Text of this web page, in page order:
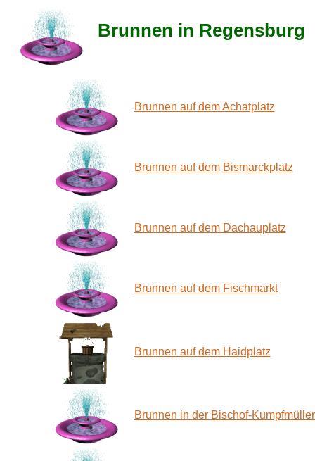
Brunnen in Regensburg
Brunnen auf dem Achatplatz
Brunnen auf dem Bismarckplatz
Brunnen auf dem Dachauplatz
Brunnen auf dem Fischmarkt
Brunnen auf dem Haidplatz
Brunnen in der Bischof-